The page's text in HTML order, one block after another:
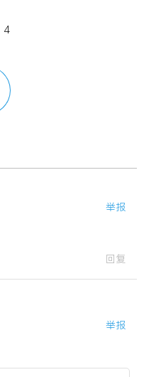
4
举报
回复
举报